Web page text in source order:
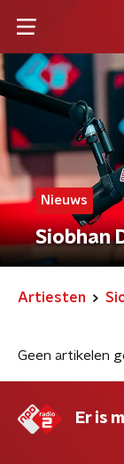
Nieuws
Siobhan
Artiesten
Geen artikelen
Er is